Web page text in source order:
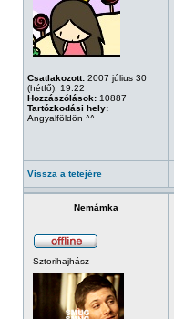
Csatlakozott: 2007 július 30
(hétfő), 19:22
Hozzászólások: 10887
Tartózkodási hely:
Angyalföldön ^^
Vissza a tetejére
Nemámka
Sztorihajhász